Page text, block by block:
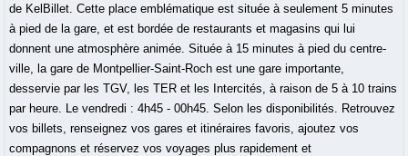
de KelBillet. Cette place emblématique est située à seulement 5 minutes
à pied de la gare, et est bordée de restaurants et magasins qui lui
donnent une atmosphère animée. Située à 15 minutes à pied du centre-
ville, la gare de Montpellier-Saint-Roch est une gare importante,
desservie par les TGV, les TER et les Intercités, à raison de 5 à 10 trains
par heure. Le vendredi : 4h45 - 00h45. Selon les disponibilités. Retrouvez
vos billets, renseignez vos gares et itinéraires favoris, ajoutez vos
compagnons et réservez vos voyages plus rapidement et